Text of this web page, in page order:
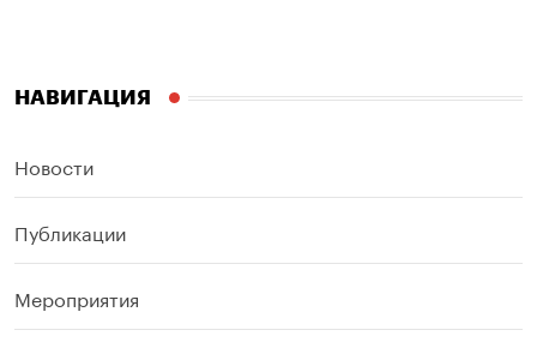
НАВИГАЦИЯ
Новости
Публикации
Мероприятия